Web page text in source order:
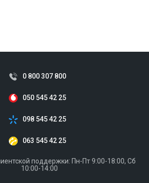
0 800 307 800
050 545 42 25
098 545 42 25
063 545 42 25
поддержки: Пн-Пт 9:00-18:00, Сб
10:00-14:00